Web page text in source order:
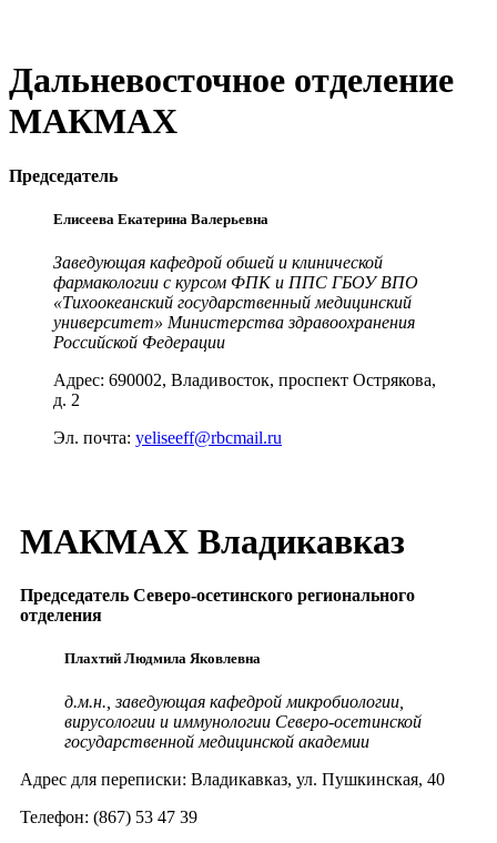
Дальневосточное отделение
МАКМАХ
Председатель
Елисеева Екатерина Валерьевна
Заведующая кафедрой обшей и клинической
фармакологии с курсом ФПК и ППС ГБОУ ВПО
«Тихоокеанский государственный медицинский
университет» Министерства здравоохранения
Российской Федерации
Адрес: 690002, Владивосток, проспект Острякова,
д. 2
Эл. почта: yeliseeff@rbcmail.ru
МАКМАХ Владикавказ
Председатель Северо-осетинского регионального
отделения
Плахтий Людмила Яковлевна
д.м.н., заведующая кафедрой микробиологии,
вирусологии и иммунологии Северо-осетинской
государственной медицинской академии
Адрес для переписки: Владикавказ, ул. Пушкинская, 40
Телефон: (867) 53 47 39